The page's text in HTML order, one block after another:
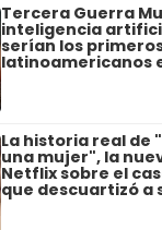
Tercera Guerra
inteligencia
serían los
latinoamericanos
La historia real de
una mujer", la
Netflix sobre el
que descuartizó a